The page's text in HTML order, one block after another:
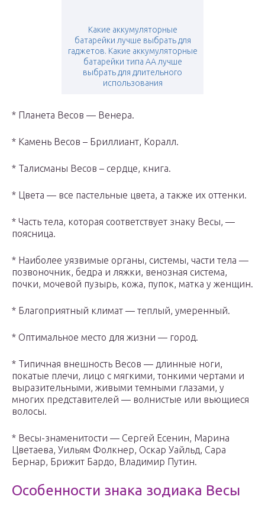
Какие аккумуляторные
батарейки лучше выбрать для
гаджетов. Какие аккумуляторные
батарейки типа АА лучше
выбрать для длительного
использования
* Планета Весов — Венера.
* Камень Весов – Бриллиант, Коралл.
* Талисманы Весов – сердце, книга.
* Цвета — все пастельные цвета, а также их оттенки.
* Часть тела, которая соответствует знаку Весы, —
поясница.
* Наиболее уязвимые органы, системы, части тела —
позвоночник, бедра и ляжки, венозная система,
почки, мочевой пузырь, кожа, пупок, матка у женщин.
* Благоприятный климат — теплый, умеренный.
* Оптимальное место для жизни — город.
* Типичная внешность Весов — длинные ноги,
покатые плечи, лицо с мягкими, тонкими чертами и
выразительными, живыми темными глазами, у
многих представителей — волнистые или вьющиеся
волосы.
* Весы-знаменитости — Сергей Есенин, Марина
Цветаева, Уильям Фолкнер, Оскар Уайльд, Сара
Бернар, Брижит Бардо, Владимир Путин.
Особенности знака зодиака Весы